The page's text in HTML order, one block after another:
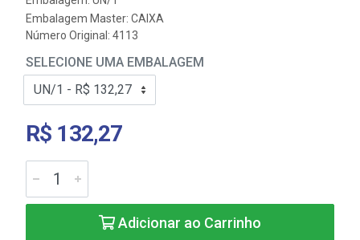
Embalagem Master: CAIXA
Número Original: 4113
SELECIONE UMA EMBALAGEM
R$ 132,27
Adicionar ao Carrinho